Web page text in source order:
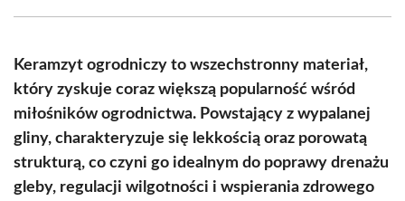
(Twitter)
Keramzyt ogrodniczy to wszechstronny materiał,
który zyskuje coraz większą popularność wśród
miłośników ogrodnictwa. Powstający z wypalanej
gliny, charakteryzuje się lekkością oraz porowatą
strukturą, co czyni go idealnym do poprawy drenażu
gleby, regulacji wilgotności i wspierania zdrowego